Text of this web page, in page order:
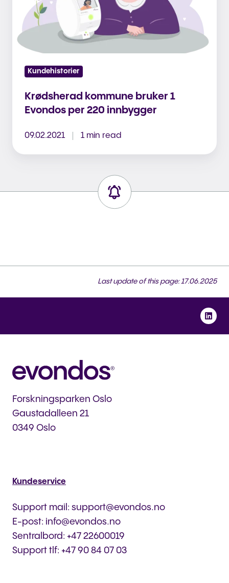
Evondos
per
220
innbygger
Kundehistorier
Krødsherad kommune bruker 1
Evondos per 220 innbygger
09.02.2021 1 min read
Last update of this page: 17.06.2025
Forskningsparken Oslo
Gaustadalleen 21
0349 Oslo
Kundeservice
Support mail: support@evondos.no
E-post: info@evondos.no
Sentralbord: +47 22600019
Support tlf: +47 90 84 07 03